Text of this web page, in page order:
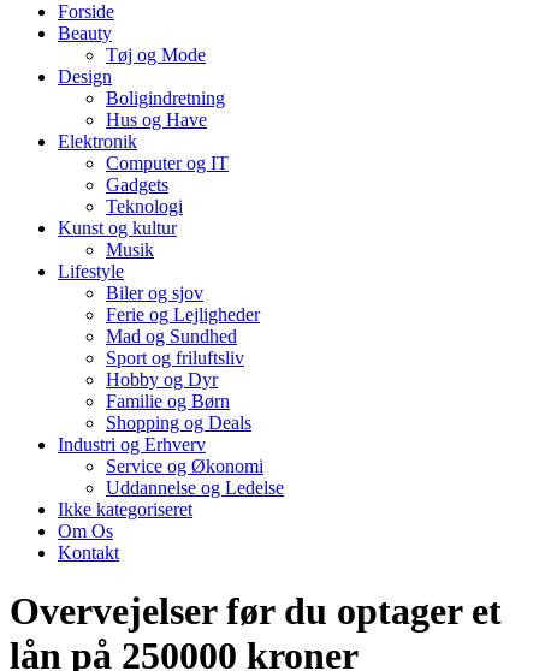
Forside
Beauty
Tøj og Mode
Design
Boligindretning
Hus og Have
Elektronik
Computer og IT
Gadgets
Teknologi
Kunst og kultur
Musik
Lifestyle
Biler og sjov
Ferie og Lejligheder
Mad og Sundhed
Sport og friluftsliv
Hobby og Dyr
Familie og Børn
Shopping og Deals
Industri og Erhverv
Service og Økonomi
Uddannelse og Ledelse
Ikke kategoriseret
Om Os
Kontakt
Overvejelser før du optager et
lån på 250000 kroner